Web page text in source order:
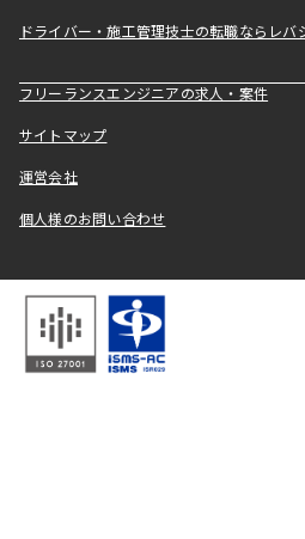
ドライバー・施工管理技士の転職ならレバ
フリーランスエンジニアの求人・案件
サイトマップ
運営会社
個人様のお問い合わせ